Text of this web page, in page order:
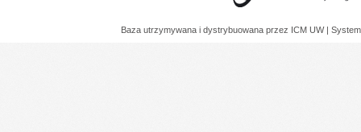
Baza utrzymywana i dystrybuowana przez ICM UW |